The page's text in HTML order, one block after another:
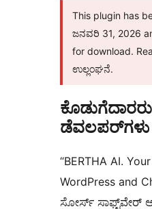
This plugin has
ಜನವರಿ 31, 2026
for download.
ಉಲ್ಲಂಘನೆ.
ಡೆವಲಪರ್‌ಗಳು
“BERTHA AI.
WordPress and
ಸೋರ್ಸ್ ಸಾಫ್ಟ್‌ವೇರ್